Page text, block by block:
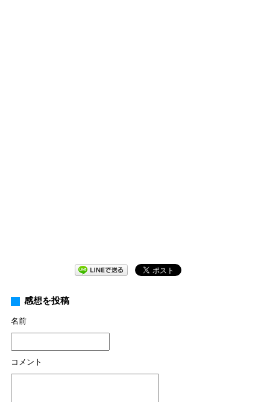
感想を投稿
名前
コメント